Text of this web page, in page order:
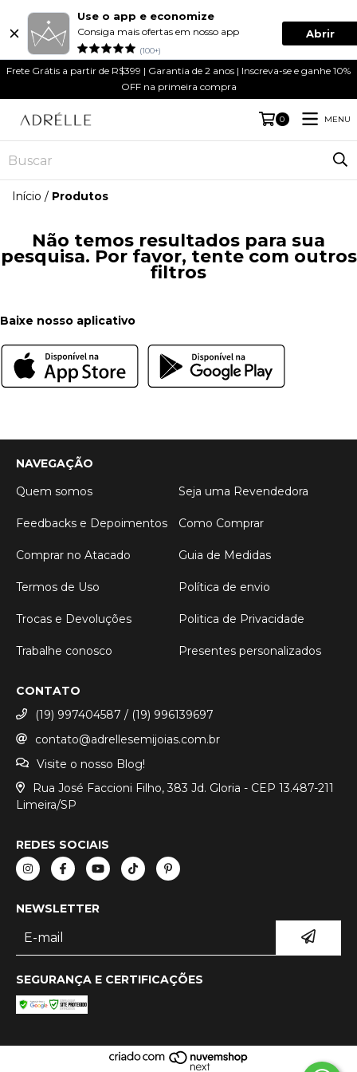
Use o app e economize
Consiga mais ofertas em nosso app
(100+)
Abrir
Frete Grátis a partir de R$399 | Garantia de 2 anos | Inscreva-se e ganhe 10%
OFF na primeira compra
0 MENU
Início / Produtos
Não temos resultados para sua
pesquisa. Por favor, tente com outros
filtros
Baixe nosso aplicativo
NAVEGAÇÃO
Quem somos
Seja uma Revendedora
Feedbacks e Depoimentos Como Comprar
Comprar no Atacado Guia de Medidas
Termos de Uso Política de envio
Trocas e Devoluções Politica de Privacidade
Trabalhe conosco Presentes personalizados
CONTATO
(19) 997404587 / (19) 996139697
contato@adrellesemijoias.com.br
Visite o nosso Blog!
Rua José Faccioni Filho, 383 Jd. Gloria - CEP 13.487-211
Limeira/SP
REDES SOCIAIS
NEWSLETTER
SEGURANÇA E CERTIFICAÇÕES